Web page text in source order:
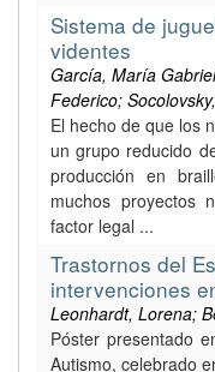
Sistema de
videntes
García, María
Federico;
El hecho de que los
un grupo reducido
producción en
muchos proyectos
factor legal ...
Trastornos del
intervenciones
Leonhardt, Lorena;
Póster presentado
Autismo, celebrado